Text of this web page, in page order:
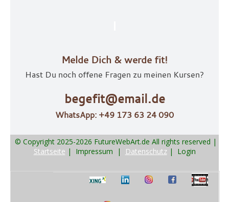
Melde Dich & werde fit!
Hast Du noch offene Fragen zu meinen Kursen?
begefit@email.de
WhatsApp: +49 173 63 24 090
© Copyright 2025-2026 FutureWebArt.de All rights reserved |
Startseite | Impressum | Datenschutz| Login